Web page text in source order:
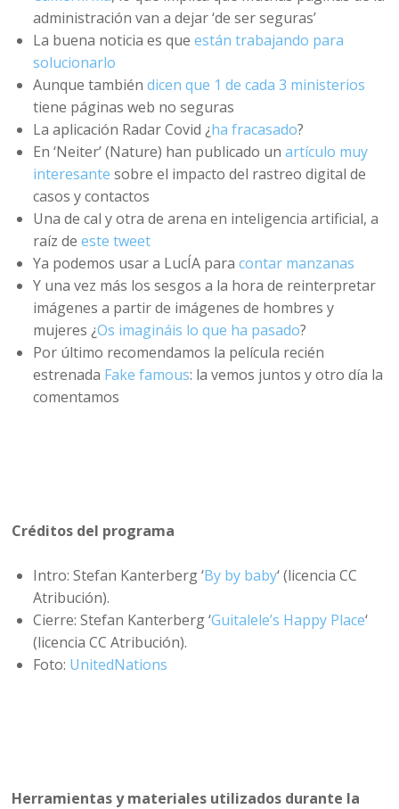
administración van a dejar ‘de ser seguras’
La buena noticia es queestán trabajando para
solucionarlo
Aunque tambiéndicen que 1 de cada 3 ministerios
tiene páginas web no seguras
La aplicación Radar Covid ¿ha fracasado?
En ‘Neiter’ (Nature) han publicado unartículo muy
interesante sobre el impacto del rastreo digital de
casos y contactos
Una de cal y otra de arena en inteligencia artificial, a
raíz deeste tweet
Ya podemos usar a LucÍA paracontar manzanas
Y una vez más los sesgos a la hora de reinterpretar
imágenes a partir de imágenes de hombres y
mujeres ¿Os imagináis lo que ha pasado?
Por último recomendamos la película recién
estrenada Fake famous: la vemos juntos y otro día la
comentamos
Créditos del programa
Intro: Stefan Kanterberg ‘By by baby‘ (licencia CC
Atribución).
Cierre: Stefan Kanterberg ‘Guitalele’s Happy Place‘
(licencia CC Atribución).
Foto: UnitedNations
Herramientas y materiales utilizados durante la